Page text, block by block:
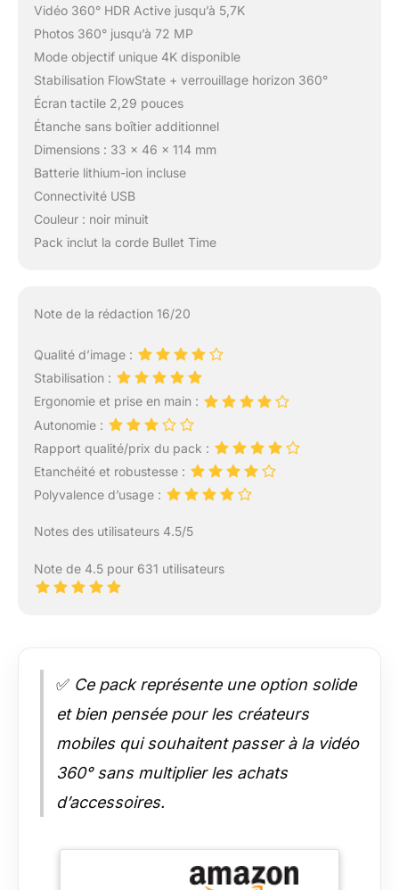
Vidéo 360° HDR Active jusqu’à 5,7K
Photos 360° jusqu’à 72 MP
Mode objectif unique 4K disponible
Stabilisation FlowState + verrouillage horizon 360°
Écran tactile 2,29 pouces
Étanche sans boîtier additionnel
Dimensions : 33 x 46 x 114 mm
Batterie lithium-ion incluse
Connectivité USB
Couleur : noir minuit
Pack inclut la corde Bullet Time
Note de la rédaction 16/20
Qualité d’image :
Stabilisation :
Ergonomie et prise en main :
Autonomie :
Rapport qualité/prix du pack :
Etanchéité et robustesse :
Polyvalence d’usage :
Notes des utilisateurs 4.5/5
Note de 4.5 pour 631 utilisateurs
✅ Ce pack représente une option solide
et bien pensée pour les créateurs
mobiles qui souhaitent passer à la vidéo
360° sans multiplier les achats
d’accessoires.